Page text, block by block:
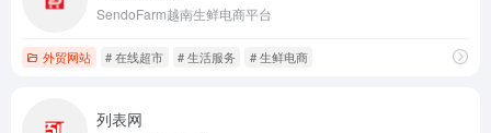
SendoFarm越南生鲜电商平台
外贸网站 # 在线超市 # 生活服务 # 生鲜电商
列表网